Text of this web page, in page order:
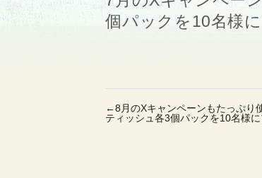
個パックを10名様
←8月のXキャンペーンもたっぷり
ティッシュ各3個パックを10名様に